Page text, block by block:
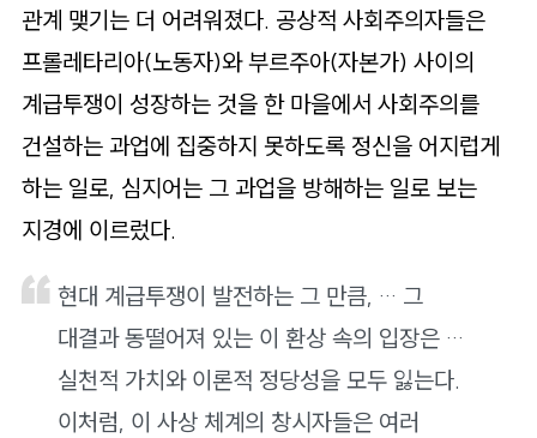
관계 맺기는 더 어려워졌다. 공상적 사회주의자들은
프롤레타리아(노동자)와 부르주아(자본가) 사이의
계급투쟁이 성장하는 것을 한 마을에서 사회주의를
건설하는 과업에 집중하지 못하도록 정신을 어지럽게
하는 일로, 심지어는 그 과업을 방해하는 일로 보는
지경에 이르렀다.
현대 계급투쟁이 발전하는 그 만큼, … 그
대결과 동떨어져 있는 이 환상 속의 입장은 …
실천적 가치와 이론적 정당성을 모두 잃는다.
이처럼, 이 사상 체계의 창시자들은 여러